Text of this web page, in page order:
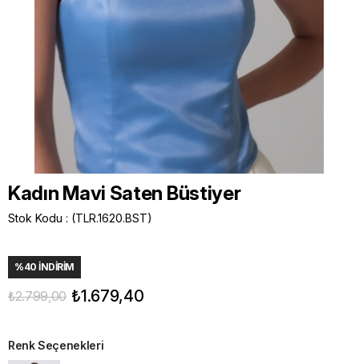
Kadın Mavi Saten Büstiyer
Stok Kodu (TLR.1620.BST)
%40 İNDIRIM
₺2.799,00 ₺1.679,40
Renk Seçenekleri